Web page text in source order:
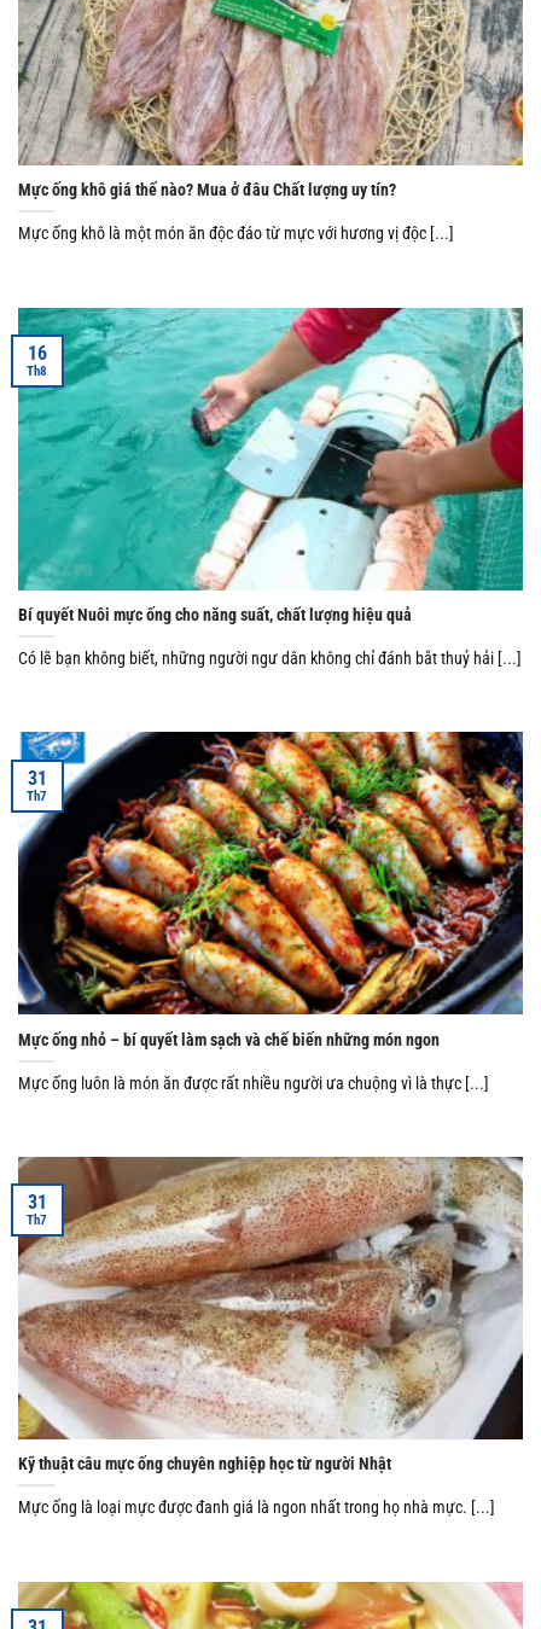
Mực ống khô giá thế nào? Mua ở đâu Chất lượng uy tín?
Mực ống khô là một món ăn độc đáo từ mực với hương vị độc [...]
Bí quyết Nuôi mực ống cho năng suất, chất lượng hiệu quả
Có lẽ bạn không biết, những người ngư dân không chỉ đánh bắt thuỷ hải [...]
16
Th8
Mực ống nhỏ – bí quyết làm sạch và chế biến những món ngon
Mực ống luôn là món ăn được rất nhiều người ưa chuộng vì là thực [...]
31
Th7
Kỹ thuật câu mực ống chuyên nghiệp học từ người Nhật
Mực ống là loại mực được đanh giá là ngon nhất trong họ nhà mực. [...]
31
Th7